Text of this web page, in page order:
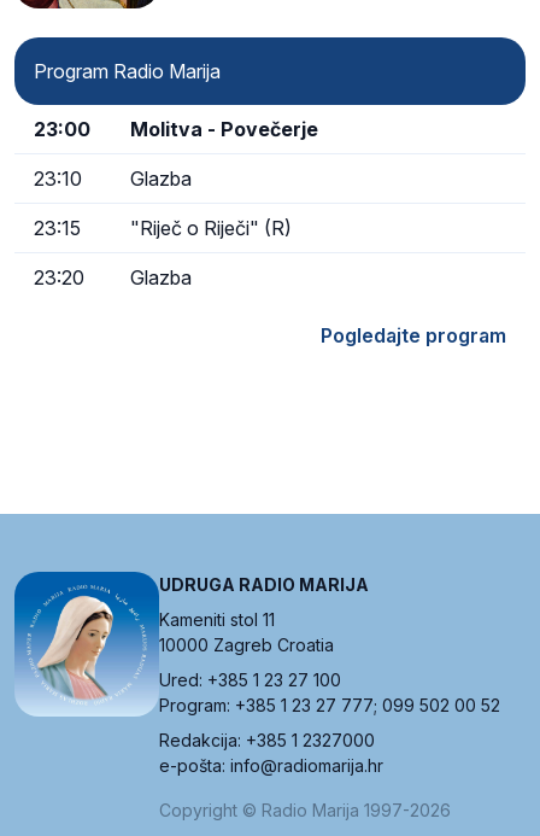
Program Radio Marija
23:00 Molitva - Povečerje
23:10 Glazba
23:15 "Riječ o Riječi" (R)
23:20 Glazba
Pogledajte program
UDRUGA RADIO MARIJA
Kameniti stol 11
10000 Zagreb Croatia
Ured: +385 1 23 27 100
Program: +385 1 23 27 777; 099 502 00 52
Redakcija: +385 1 2327000
e-pošta: info@radiomarija.hr
Copyright © Radio Marija 1997-2026